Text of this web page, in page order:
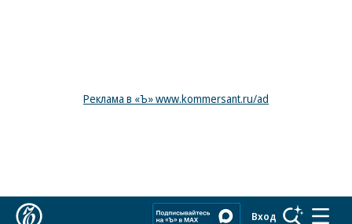
Реклама в «Ъ» www.kommersant.ru/ad
Вход